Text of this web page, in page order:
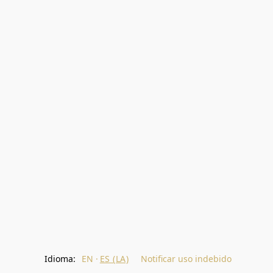
Idioma: EN ES (LA) Notificar uso indebido